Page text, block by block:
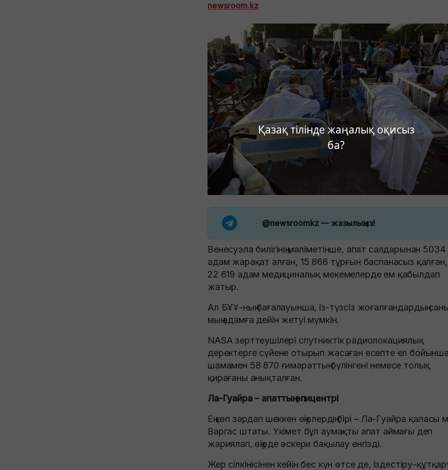
Қазақ тілінде жаңалық оқисыз
ба?
newsroom.kz
@newsroomkz— жазылыңыз!
Венесуэла билігінің мәліметінше, апат салдарынан 5034
адам жарақат алған, 15 866 тұрғын баспанасыз
22 619 адам медициналық мекемелерде ем қабылдап
жатыр.
Ал БҰҰ-ның бағалауынша, із-түзсіз жоғалғандардың
мың адамға дейін жетуі мүмкін.
NASA зерттеушілері спутниктік радиолокациялық
деректерге сүйене отырып жасаған есепте ел бойынша
шамамен 58 870 ғимараттың бүлінгені немесе толық
қирағаны анықталған.
Ла-Гуайра – апаттың эпицентрі
Ең көп зардап шеккен өңірлердің бірі – Ла-Гуайра қаласы
Варгас штаты. Үкімет бұл аумақты апат аймағы деп
жариялап, өңірде әскери бақылау енгізді.
Жер сілкінісінен кейін бес күн өтсе де, іздестіру-